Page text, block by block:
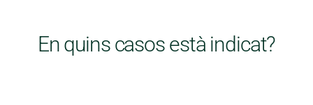
En quins casos està indicat?